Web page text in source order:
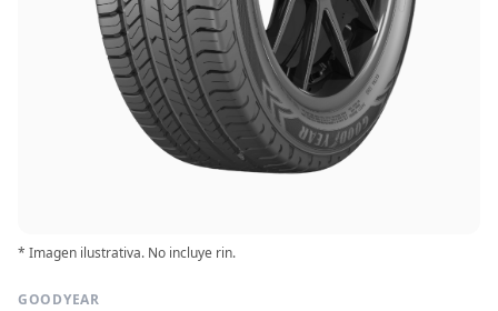
* Imagen ilustrativa. No incluye rin.
GOODYEAR